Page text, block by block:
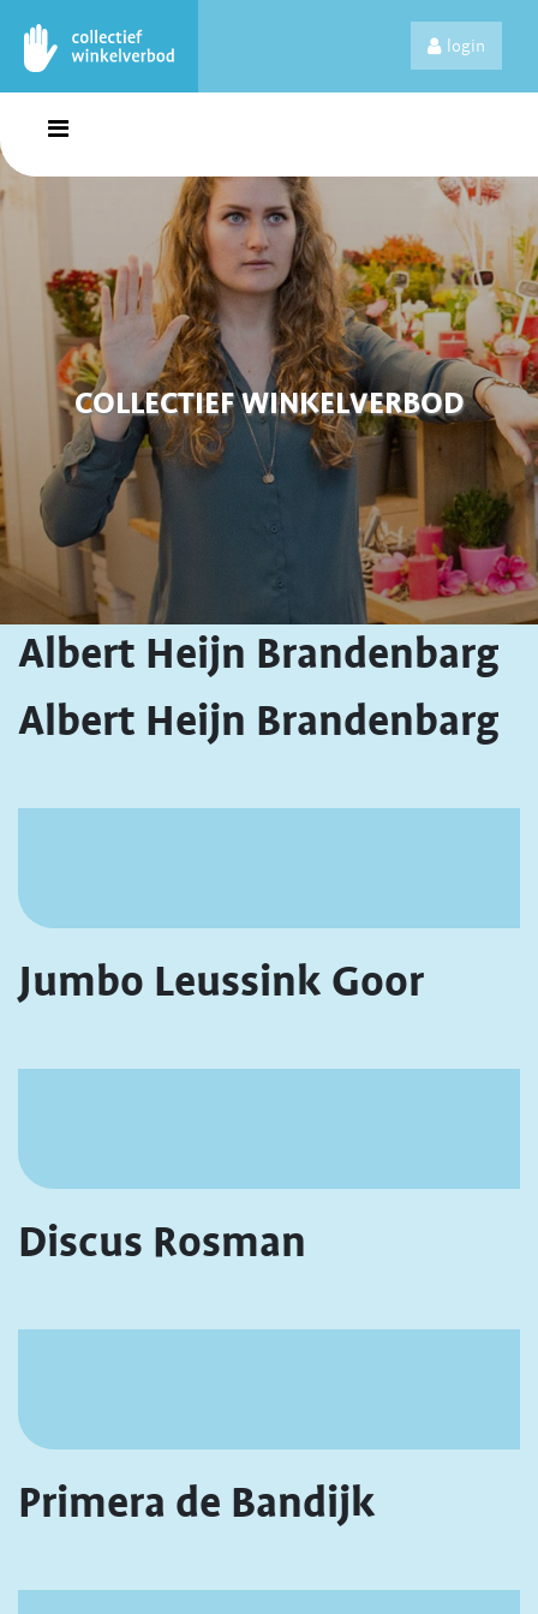
login
COLLECTIEF WINKELVERBOD
Albert Heijn Brandenbarg
Albert Heijn Brandenbarg
Jumbo Leussink Goor
Discus Rosman
Primera de Bandijk